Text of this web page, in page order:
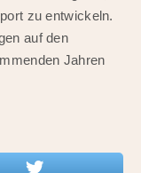
zu entwickeln.
auf den
Jahren